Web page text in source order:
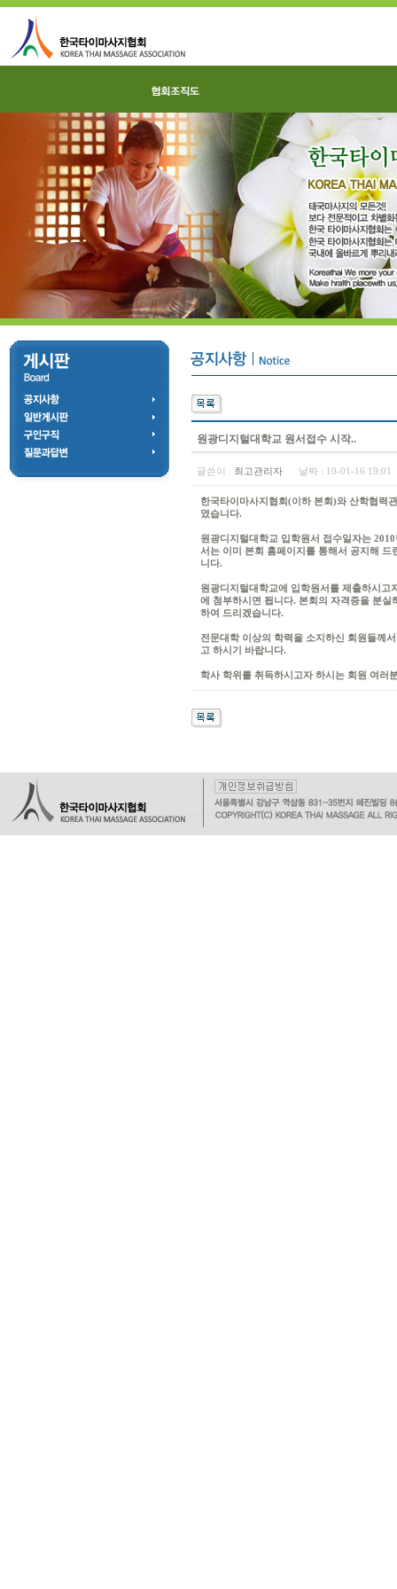
원광디지털대학교 원서접수 시작..
글쓴이 : 최고관리자 날짜 : 10-01-16
한국타이마사지협회(이하 본회)와 산학협력
였습니다.
원광디지털대학교 입학원서 접수일자는
서는 이미 본회 홈페이지를 통해서 공지해
니다.
원광디지털대학교에 입학원서를 제출하시
에 첨부하시면 됩니다. 본회의 자격증을 분
하여 드리겠습니다.
전문대학 이상의 학력을 소지하신 회원들께
고 하시기 바랍니다.
학사 학위를 취득하시고자 하시는 회원 여러